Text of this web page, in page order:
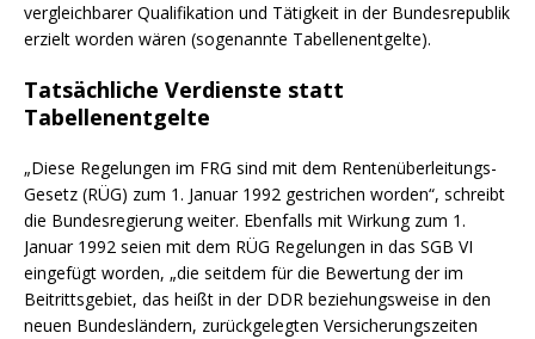
vergleichbarer Qualifikation und Tätigkeit in der Bundesrepublik
erzielt worden wären (sogenannte Tabellenentgelte).
Tatsächliche Verdienste statt
Tabellenentgelte
„Diese Regelungen im FRG sind mit dem Rentenüberleitungs-
Gesetz (RÜG) zum 1. Januar 1992 gestrichen worden“, schreibt
die Bundesregierung weiter. Ebenfalls mit Wirkung zum 1.
Januar 1992 seien mit dem RÜG Regelungen in das SGB VI
eingefügt worden, „die seitdem für die Bewertung der im
Beitrittsgebiet, das heißt in der DDR beziehungsweise in den
neuen Bundesländern, zurückgelegten Versicherungszeiten